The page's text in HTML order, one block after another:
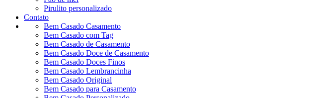
Pirulito personalizado
Contato
Bem Casado Casamento
Bem Casado com Tag
Bem Casado de Casamento
Bem Casado Doce de Casamento
Bem Casado Doces Finos
Bem Casado Lembrancinha
Bem Casado Original
Bem Casado para Casamento